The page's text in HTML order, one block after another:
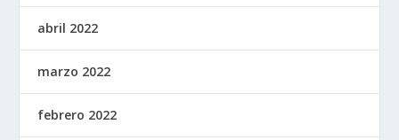
abril 2022
marzo 2022
febrero 2022